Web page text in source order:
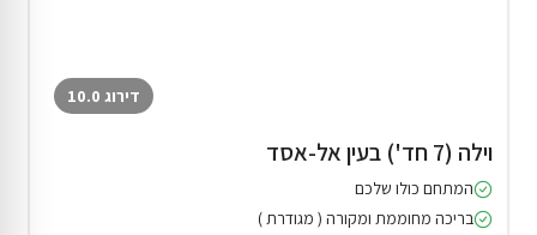
דירוג 10.0
וילה (7 חד') בעין אל-אסד
המתחם כולו שלכם
בריכה מחוממת ומקורה ( מגודרת )